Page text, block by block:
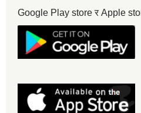
Google Play store र Apple